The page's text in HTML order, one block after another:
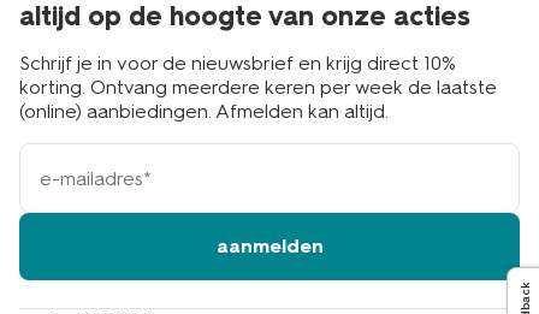
altijd op de hoogte van onze acties
Schrijf je in voor de nieuwsbrief en krijg direct 10%
korting. Ontvang meerdere keren per week de laatste
(online) aanbiedingen. Afmelden kan altijd.
e-
mailadres
aanmelden